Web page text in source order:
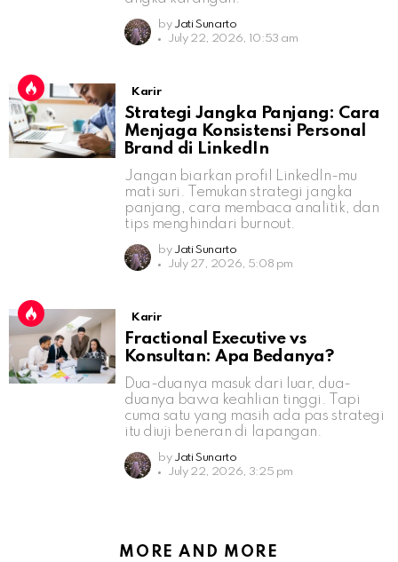
by Jati Sunarto
July 22, 2026, 10:53 am
Karir
Strategi Jangka Panjang: Cara
Menjaga Konsistensi Personal
Brand di LinkedIn
Jangan biarkan profil LinkedIn-mu
mati suri. Temukan strategi jangka
panjang, cara membaca analitik, dan
tips menghindari burnout.
by Jati Sunarto
July 27, 2026, 5:08 pm
Karir
Fractional Executive vs
Konsultan: Apa Bedanya?
Dua-duanya masuk dari luar, dua-
duanya bawa keahlian tinggi. Tapi
cuma satu yang masih ada pas strategi
itu diuji beneran di lapangan.
by Jati Sunarto
July 22, 2026, 3:25 pm
MORE AND MORE